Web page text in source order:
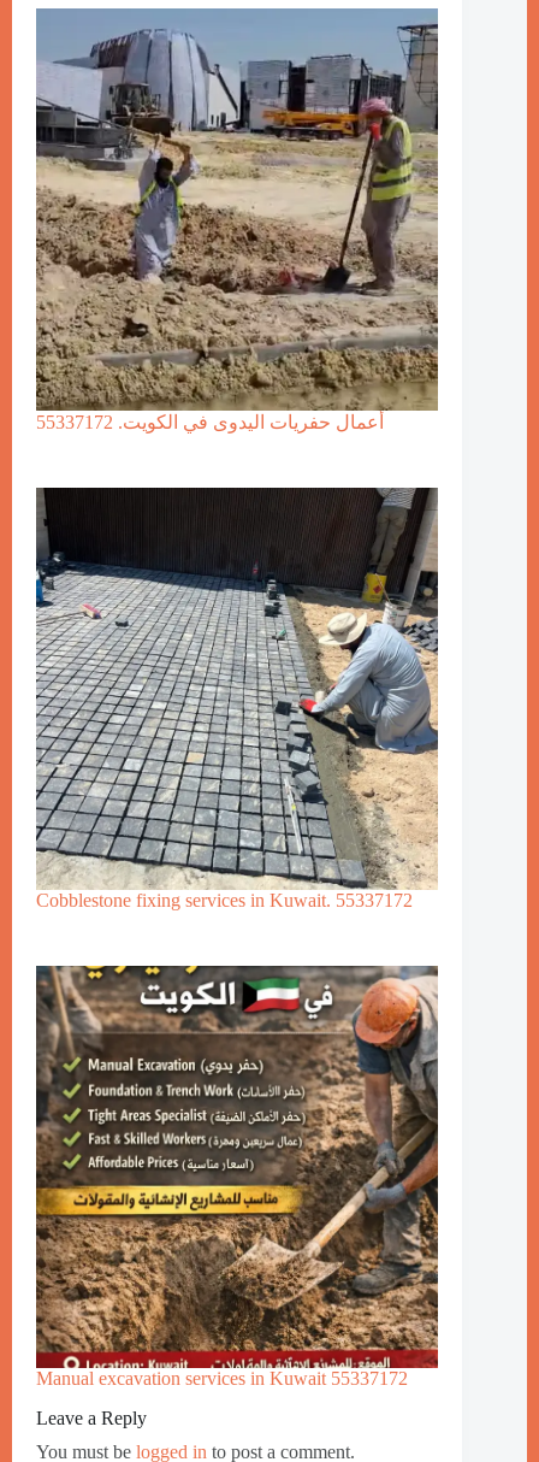
أعمال حفريات اليدوى في الكويت. 55337172
Cobblestone fixing services in Kuwait. 55337172
Manual excavation services in Kuwait 55337172
Leave a Reply
You must be logged in to post a comment.